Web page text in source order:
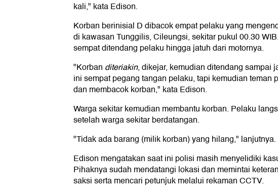
kali," kata Edison.
Korban berinisial D dibacok empat pelaku yang
di kawasan Tunggilis, Cileungsi, sekitar pukul 00.30
sempat ditendang pelaku hingga jatuh dari motornya.
"Korban diteriakin, dikejar, kemudian ditendang sampai
ini sempat pegang tangan pelaku, tapi kemudian teman
dan membacok korban," kata Edison.
Warga sekitar kemudian membantu korban. Pelaku
setelah warga sekitar berdatangan.
"Tidak ada barang (milik korban) yang hilang," lanjutnya.
Edison mengatakan saat ini polisi masih menyelidiki
Pihaknya sudah mendatangi lokasi dan memintai
saksi serta mencari petunjuk melalui rekaman CCTV.